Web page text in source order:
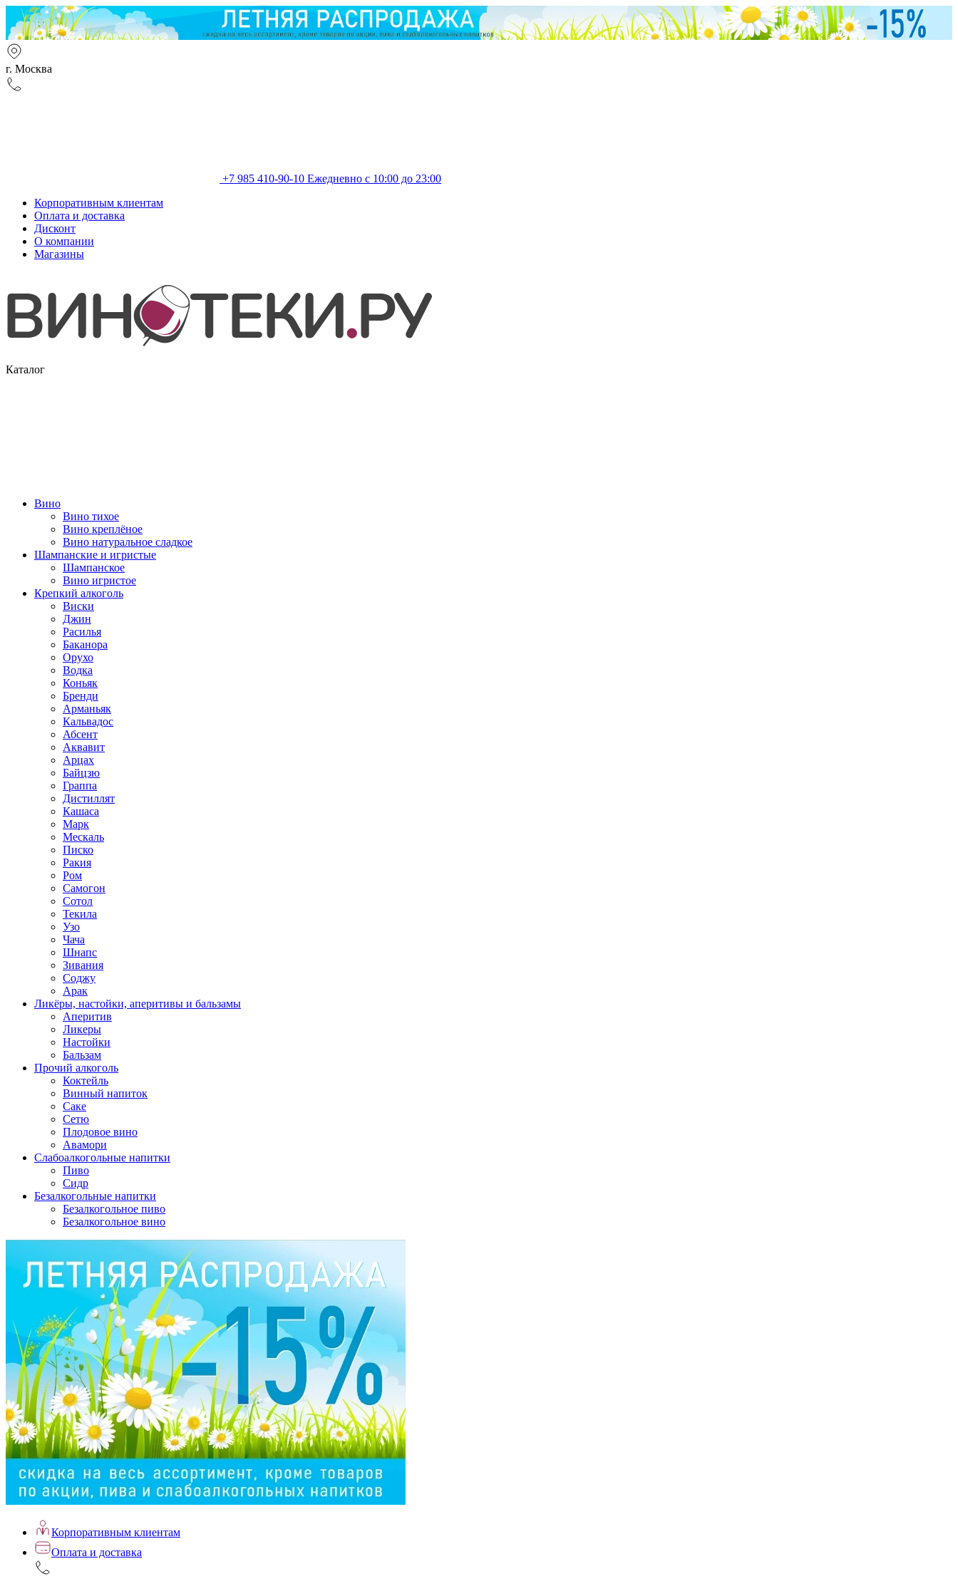
г. Москва
+7 985 410-90-10 Ежедневно с 10:00 до 23:00
Корпоративным клиентам
Оплата и доставка
Дисконт
О компании
Магазины
Каталог
Вино
Вино тихое
Вино креплёное
Вино натуральное сладкое
Шампанские и игристые
Шампанское
Вино игристое
Крепкий алкоголь
Виски
Джин
Расилья
Баканора
Орухо
Водка
Коньяк
Бренди
Арманьяк
Кальвадос
Абсент
Аквавит
Арцах
Байцзю
Граппа
Дистиллят
Кашаса
Марк
Мескаль
Писко
Ракия
Ром
Самогон
Сотол
Текила
Узо
Чача
Шнапс
Зивания
Соджу
Арак
Ликёры, настойки, аперитивы и бальзамы
Аперитив
Ликеры
Настойки
Бальзам
Прочий алкоголь
Коктейль
Винный напиток
Саке
Сетю
Плодовое вино
Авамори
Слабоалкогольные напитки
Пиво
Сидр
Безалкогольные напитки
Безалкогольное пиво
Безалкогольное вино
Корпоративным клиентам
Оплата и доставка